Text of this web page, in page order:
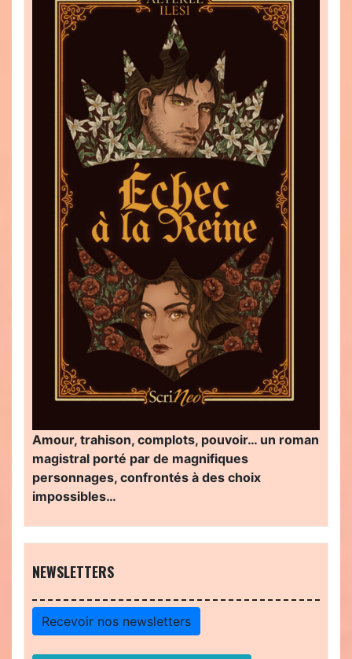
Amour, trahison, complots, pouvoir… un roman
magistral porté par de magnifiques
personnages, confrontés à des choix
impossibles…
NEWSLETTERS
Recevoir nos newsletters